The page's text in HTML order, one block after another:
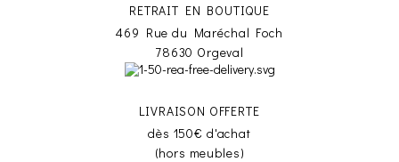
RETRAIT EN BOUTIQUE
469 Rue du Maréchal Foch
78630 Orgeval
LIVRAISON OFFERTE
dès 150€ d'achat
(hors meubles)